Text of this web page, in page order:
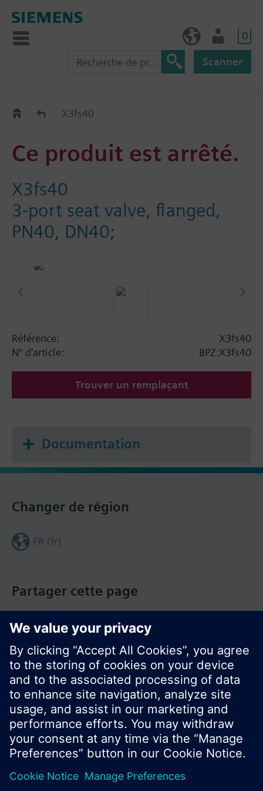
0
Scanner
Old2NewX3fs40
Ce produit est arrêté.
X3fs40
3-port seat valve, flanged,
PN40, DN40;
Référence:
X3fs40
N° d'article:
BPZ:X3fs40
Trouver un remplaçant
Documentation
Partager cette page
Changer de région
FR (fr)
© Siemens Switzerland Ltd. Building Technologies
Group - 2016
Le portefeuille des produits peut varier en